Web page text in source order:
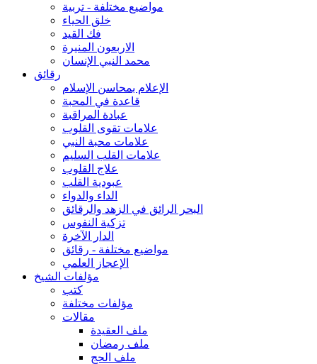
مواضيع مختلفة - تربية
خلق الحياء
فك القيد
الاربعون المنيرة
محمد النبي الإنسان
رقائق
الإعلام بمحاسن الإسلام
قاعدة في المحبة
عبادة المراقبة
علامات تقوى القلوب
علامات محبة النبي
علامات القلب السليم
علاج القلوب
عبودية القلب
الداء والدواء
البحر الرائق في الزهد والرقائق
تزكية النفوس
الدار الآخرة
مواضيع مختلفة - رقائق
الإعجاز العلمي
مؤلفات الشيخ
كتب
مؤلفات مختلفة
مقالات
ملف العقيدة
ملف رمضان
ملف الحج